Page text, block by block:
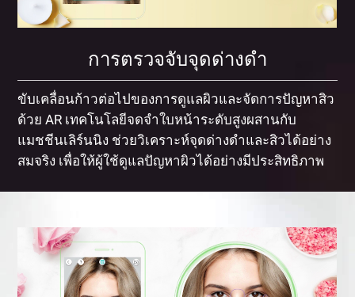
การตรวจจับจุดด่างดำ
ขับเคลื่อนก้าวต่อไปของการดูแลผิวและจัดการปัญหาสิว
ด้วย AR เทคโนโลยีจดจำใบหน้าระดับสูงผสานกับ
แมชชีนเลิร์นนิง ช่วยวิเคราะห์จุดด่างดำและสิวได้อย่าง
สมจริง เพื่อให้ผู้ใช้ดูแลปัญหาผิวได้อย่างมีประสิทธิภาพ